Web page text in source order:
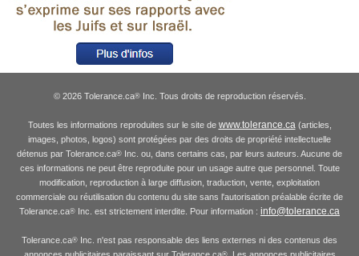
© 2026 Tolerance.ca®Inc. Tous droits de reproduction réservés.
Toutes les informations reproduites sur le site de www.tolerance.ca(articles,
images, photos, logos) sont protégées par des droits de propriété intellectuelle
détenus par Tolerance.ca® Inc. ou, dans certains cas, par leurs auteurs. Aucune de
ces informations ne peut être reproduite pour un usage autre que personnel. Toute
modification, reproduction à large diffusion, traduction, vente, exploitation
commerciale ou réutilisation du contenu du site sans l'autorisation préalable écrite de
Tolerance.ca® Inc. est strictement interdite. Pour information : info@tolerance.ca
Tolerance.ca® Inc. n'est pas responsable des liens externes ni des contenus des